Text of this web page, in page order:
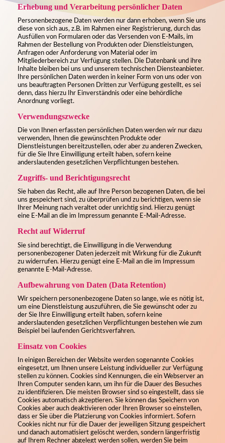
Erhebung und Verarbeitung persönlicher Daten
Personenbezogene Daten werden nur dann erhoben, wenn Sie uns
diese von sich aus, z.B. im Rahmen einer Registrierung, durch das
Ausfüllen von Formularen oder das Versenden von E-Mails, im
Rahmen der Bestellung von Produkten oder Dienstleistungen,
Anfragen oder Anforderung von Material oder im
Mitgliederbereich zur Verfügung stellen. Die Datenbank und ihre
Inhalte bleiben bei uns und unserem technischen Diensteanbieter.
Ihre persönlichen Daten werden in keiner Form von uns oder von
uns beauftragten Personen Dritten zur Verfügung gestellt, es sei
denn, dass hierzu Ihr Einverständnis oder eine behördliche
Anordnung vorliegt.
Verwendungszwecke
Die von Ihnen erfassten persönlichen Daten werden wir nur dazu
verwenden, Ihnen die gewünschten Produkte oder
Dienstleistungen bereitzustellen, oder aber zu anderen Zwecken,
für die Sie Ihre Einwilligung erteilt haben, sofern keine
anderslautenden gesetzlichen Verpflichtungen bestehen.
Zugriffs- und Berichtigungsrecht
Sie haben das Recht, alle auf Ihre Person bezogenen Daten, die bei
uns gespeichert sind, zu überprüfen und zu berichtigen, wenn sie
Ihrer Meinung nach veraltet oder unrichtig sind. Hierzu genügt
eine E-Mail an die im Impressum genannte E-Mail-Adresse.
Recht auf Widerruf
Sie sind berechtigt, die Einwilligung in die Verwendung
personenbezogener Daten jederzeit mit Wirkung für die Zukunft
zu widerrufen. Hierzu genügt eine E-Mail an die im Impressum
genannte E-Mail-Adresse.
Aufbewahrung von Daten (Data Retention)
Wir speichern personenbezogene Daten so lange, wie es nötig ist,
um eine Dienstleistung auszuführen, die Sie gewünscht oder zu
der Sie Ihre Einwilligung erteilt haben, sofern keine
anderslautenden gesetzlichen Verpflichtungen bestehen wie zum
Beispiel bei laufenden Gerichtsverfahren.
Einsatz von Cookies
In einigen Bereichen der Website werden sogenannte Cookies
eingesetzt, um Ihnen unsere Leistung individueller zur Verfügung
stellen zu können. Cookies sind Kennungen, die ein Webserver an
Ihren Computer senden kann, um ihn für die Dauer des Besuches
zu identifizieren. Die meisten Browser sind so eingestellt, dass sie
Cookies automatisch akzeptieren. Sie können das Speichern von
Cookies aber auch deaktivieren oder Ihren Browser so einstellen,
dass er Sie über die Platzierung von Cookies informiert. Sofern
Cookies nicht nur für die Dauer der jeweiligen Sitzung gespeichert
und danach automatisiert gelöscht werden, sondern längerfristig
auf Ihrem Rechner abgelegt werden sollen, werden Sie beim